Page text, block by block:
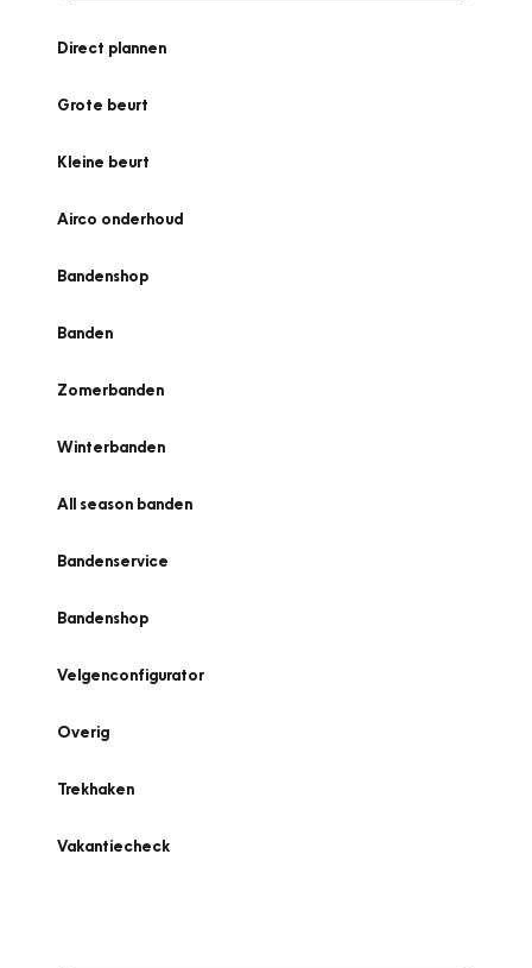
Direct plannen
Grote beurt
Kleine beurt
Airco onderhoud
Bandenshop
Banden
Zomerbanden
Winterbanden
All season banden
Bandenservice
Bandenshop
Velgenconfigurator
Overig
Trekhaken
Vakantiecheck